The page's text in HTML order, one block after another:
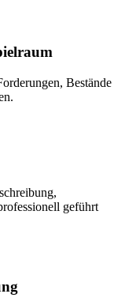
Bestände
geführt